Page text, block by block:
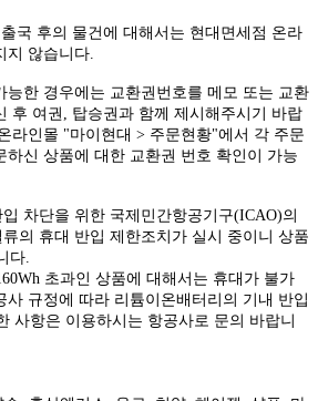
국 후의 물건에 대해서는 현대면세점 온라
지 않습니다.
능한 경우에는 교환권번호를 메모 또는 교환
후 여권, 탑승권과 함께 제시해주시기 바랍
라인몰 "마이현대 > 주문현황"에서 각 주문
하신 상품에 대한 교환권 번호 확인이 가능
차단을 위한 국제민간항공기구(ICAO)의
의 휴대 반입 제한조치가 실시 중이니 상품
다.
초과인 상품에 대해서는 휴대가 불가
사 규정에 따라 리튬이온배터리의 기내 반입
사항은 이용하시는 항공사로 문의 바랍니